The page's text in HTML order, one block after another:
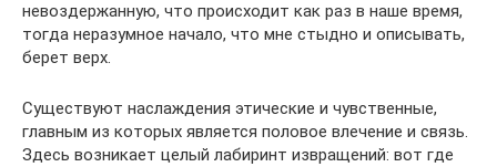
невоздержанную, что происходит как раз в наше время,
тогда неразумное начало, что мне стыдно и описывать,
берет верх.
Существуют наслаждения этические и чувственные,
главным из которых является половое влечение и связь.
Здесь возникает целый лабиринт извращений: вот где